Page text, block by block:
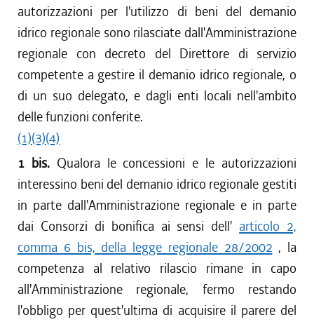
autorizzazioni per l'utilizzo di beni del demanio
idrico regionale sono rilasciate dall'Amministrazione
regionale con decreto del Direttore di servizio
competente a gestire il demanio idrico regionale, o
di un suo delegato, e dagli enti locali nell'ambito
delle funzioni conferite.
(1)(3)(4)
1 bis. Qualora le concessioni e le autorizzazioni
interessino beni del demanio idrico regionale gestiti
in parte dall'Amministrazione regionale e in parte
dai Consorzi di bonifica ai sensi dell' articolo 2,
comma 6 bis, della legge regionale 28/2002 , la
competenza al relativo rilascio rimane in capo
all'Amministrazione regionale, fermo restando
l'obbligo per quest'ultima di acquisire il parere del